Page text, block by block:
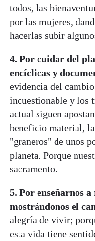
todos, las
por las mujeres,
hacerlas subir
4. Por cuidar del
encíclicas y
evidencia del
incuestionable y los
actual siguen
beneficio material,
"graneros" de unos
planeta. Porque
sacramento.
5. Por enseñarnos
mostrándonos el
alegría de vivir;
esta vida tiene